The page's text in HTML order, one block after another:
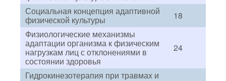
Социальная концепция адаптивной
физической культуры
18
Физиологические механизмы
адаптации организма к физическим
нагрузкам лиц с отклонениями в
состоянии здоровья
24
Гидрокинезотерапия при травмах и